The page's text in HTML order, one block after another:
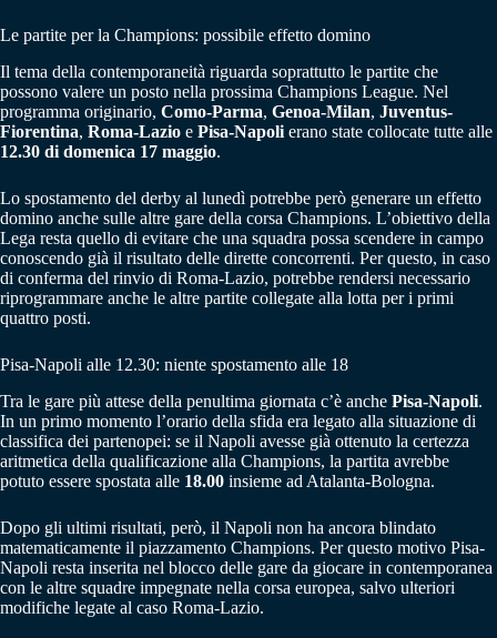
Le partite per la Champions: possibile effetto domino
Il tema della contemporaneità riguarda soprattutto le partite che
possono valere un posto nella prossima Champions League. Nel
programma originario, Como-Parma, Genoa-Milan, Juventus-
Fiorentina, Roma-Lazio e Pisa-Napoli erano state collocate tutte alle
12.30 di domenica 17 maggio.
Lo spostamento del derby al lunedì potrebbe però generare un effetto
domino anche sulle altre gare della corsa Champions. L’obiettivo della
Lega resta quello di evitare che una squadra possa scendere in campo
conoscendo già il risultato delle dirette concorrenti. Per questo, in caso
di conferma del rinvio di Roma-Lazio, potrebbe rendersi necessario
riprogrammare anche le altre partite collegate alla lotta per i primi
quattro posti.
Pisa-Napoli alle 12.30: niente spostamento alle 18
Tra le gare più attese della penultima giornata c’è anche Pisa-Napoli.
In un primo momento l’orario della sfida era legato alla situazione di
classifica dei partenopei: se il Napoli avesse già ottenuto la certezza
aritmetica della qualificazione alla Champions, la partita avrebbe
potuto essere spostata alle 18.00 insieme ad Atalanta-Bologna.
Dopo gli ultimi risultati, però, il Napoli non ha ancora blindato
matematicamente il piazzamento Champions. Per questo motivo Pisa-
Napoli resta inserita nel blocco delle gare da giocare in contemporanea
con le altre squadre impegnate nella corsa europea, salvo ulteriori
modifiche legate al caso Roma-Lazio.